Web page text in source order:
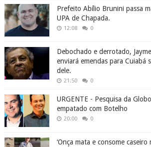
Prefeito Abílio Brunini passa
UPA de Chapada.
12:08 0
Debochado e derrotado,
enviará emendas para Cuiabá
dele.
21:50 0
URGENTE - Pesquisa da
empatado com Botelho
20:00 0
‘Onça mata e consome caseiro